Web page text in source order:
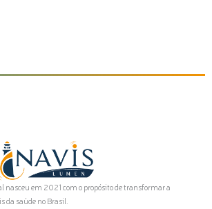
nasceu em 2021 com o propósito de transformar a
da saúde no Brasil.